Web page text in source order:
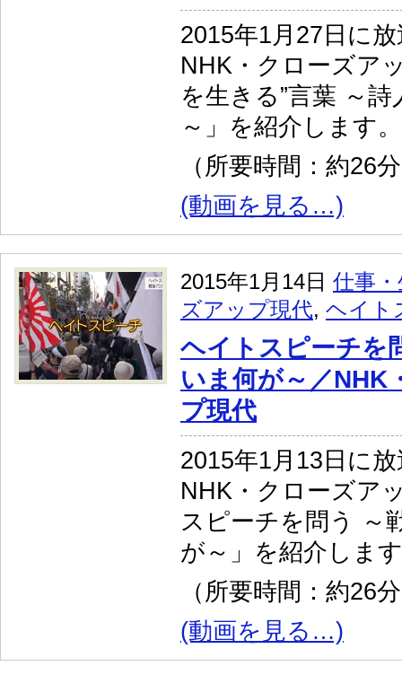
2015年1月27日に
NHK・クローズア
を生きる”言葉 ～
～」を紹介します。
（所要時間：約26
(動画を見る…)
2015年1月14日 仕事
ズアップ現代, ヘイト
ヘイトスピーチを
いま何が～／NHK
プ現代
2015年1月13日に
NHK・クローズア
スピーチを問う ～
が～」を紹介しま
（所要時間：約26
(動画を見る…)